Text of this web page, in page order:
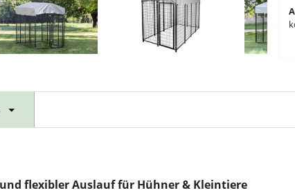
und flexibler Auslauf für Hühner & Kleintiere